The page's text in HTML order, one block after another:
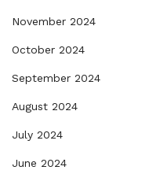
November 2024
October 2024
September 2024
August 2024
July 2024
June 2024